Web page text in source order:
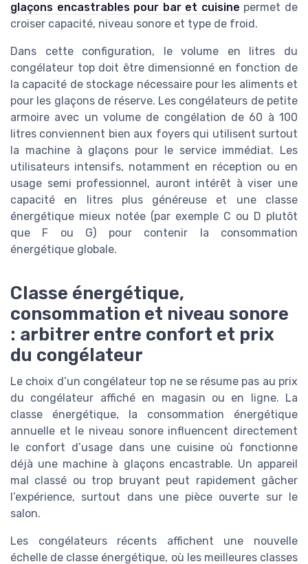
glaçons encastrables pour bar et cuisine permet de
croiser capacité, niveau sonore et type de froid.
Dans cette configuration, le volume en litres du
congélateur top doit être dimensionné en fonction de
la capacité de stockage nécessaire pour les aliments et
pour les glaçons de réserve. Les congélateurs de petite
armoire avec un volume de congélation de 60 à 100
litres conviennent bien aux foyers qui utilisent surtout
la machine à glaçons pour le service immédiat. Les
utilisateurs intensifs, notamment en réception ou en
usage semi professionnel, auront intérêt à viser une
capacité en litres plus généreuse et une classe
énergétique mieux notée (par exemple C ou D plutôt
que F ou G) pour contenir la consommation
énergétique globale.
Classe énergétique,
consommation et niveau sonore
: arbitrer entre confort et prix
du congélateur
Le choix d’un congélateur top ne se résume pas au prix
du congélateur affiché en magasin ou en ligne. La
classe énergétique, la consommation énergétique
annuelle et le niveau sonore influencent directement
le confort d’usage dans une cuisine où fonctionne
déjà une machine à glaçons encastrable. Un appareil
mal classé ou trop bruyant peut rapidement gâcher
l’expérience, surtout dans une pièce ouverte sur le
salon.
Les congélateurs récents affichent une nouvelle
échelle de classe énergétique, où les meilleures classes